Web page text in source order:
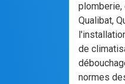
plomberie,
Qualibat,
de
normes